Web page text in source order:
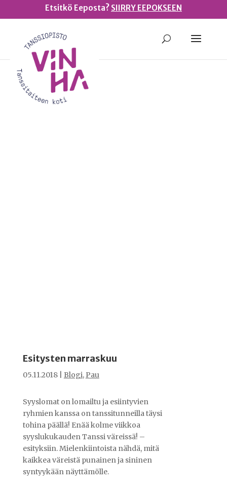
Etsitkö Eeposta? SIIRRY EEPOKSEEN
Esitysten marraskuu
05.11.2018| Blogi, Pau
Syyslomat on lomailtu ja esiintyvien
ryhmien kanssa on tanssitunneilla täysi
tohina päällä! Enää kolme viikkoa
syyslukukauden Tanssi väreissä! –
esityksiin. Mielenkiintoista nähdä, mitä
kaikkea väreistä punainen ja sininen
syntyykään näyttämölle.